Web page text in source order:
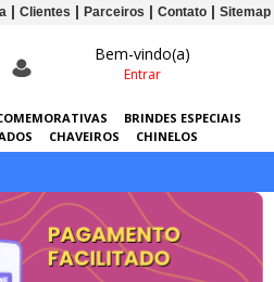
Clientes Parceiros Contato Sitemap
Bem-vindo(a)
Entrar
BRINDES ESPECIAIS
CHAVEIROS
CHINELOS
CHUVAS KITS
LANÇAMENTOS